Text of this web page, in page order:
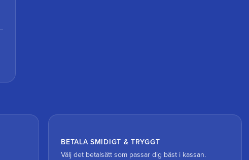
BETALA SMIDIGT & TRYGGT
Välj det betalsätt som passar dig bäst i kassan.